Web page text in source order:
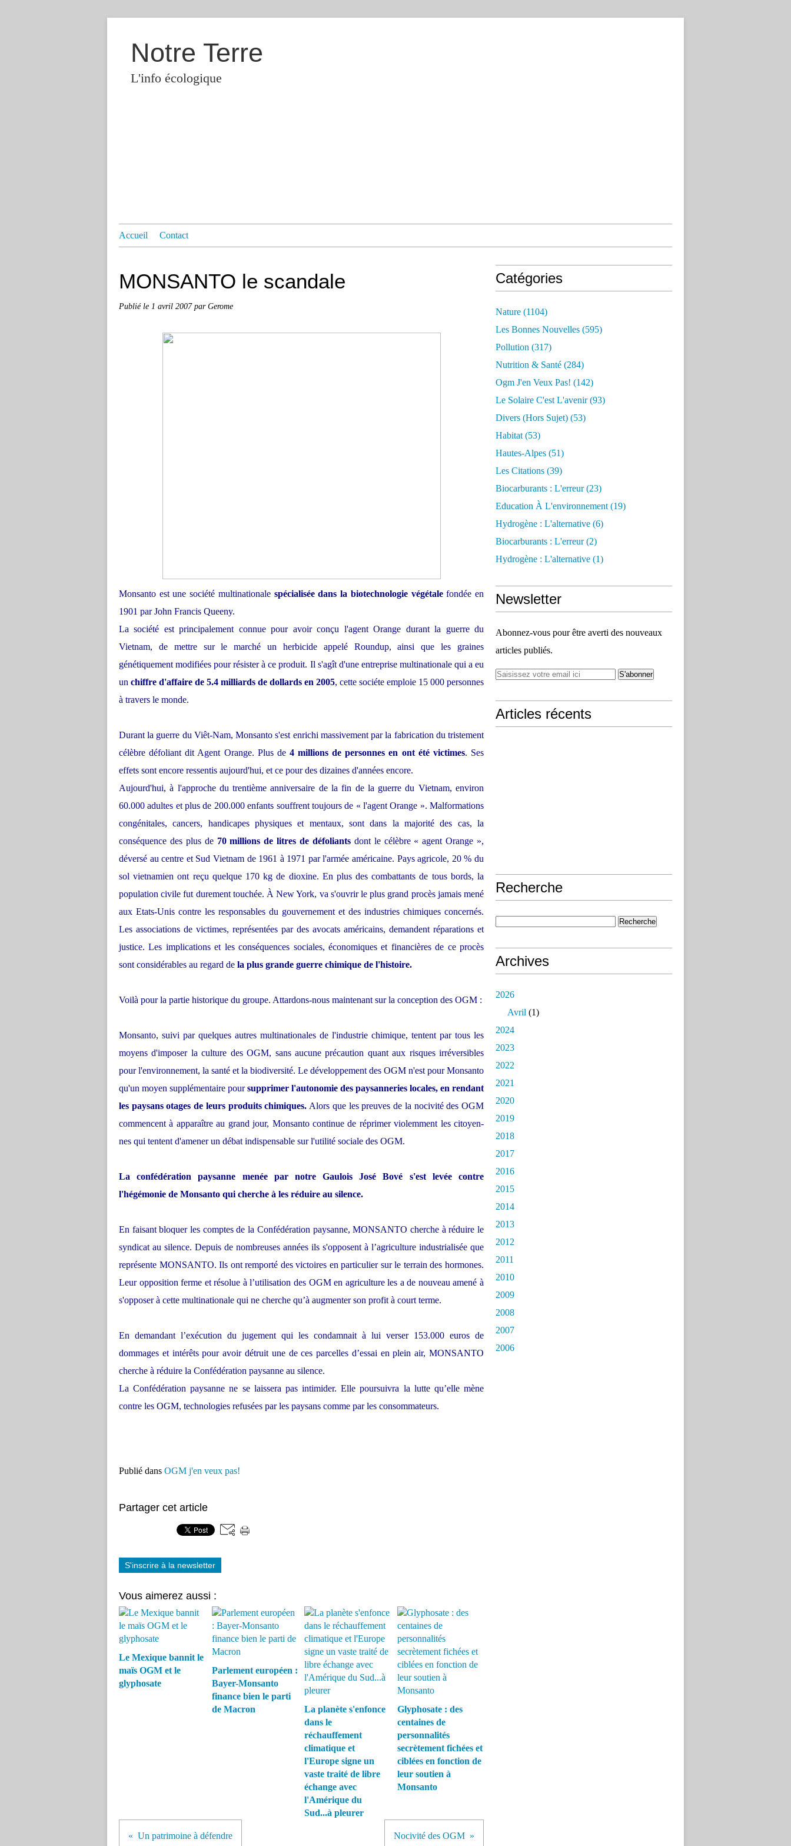
Notre Terre
L'info écologique
Accueil Contact
MONSANTO le scandale
Publié le 1 avril 2007par Gerome
Monsanto est une société multinationale spécialisée dans la biotechnologie végétalefondée en
1901 par John Francis Queeny.
La société est principalement connue pour avoir conçu l'agent Orange durant la guerre du
Vietnam, de mettre sur le marché un herbicide appelé Roundup, ainsi que les graines
génétiquement modifiées pour résister à ce produit. Il s'agît d'une entreprise multinationale qui a eu
un chiffre d'affaire de 5.4 milliards de dollards en 2005, cette sociéte emploie 15 000 personnes
à travers le monde.
Durant la guerre du Viêt-Nam, Monsanto s'est enrichi massivement par la fabrication du tristement
célèbre défoliant dit Agent Orange. Plus de 4 millions de personnes en ont été victimes. Ses
effets sont encore ressentis aujourd'hui, et ce pour des dizaines d'années encore.
Aujourd'hui, à l'approche du trentième anniversaire de la fin de la guerre du Vietnam, environ
60.000 adultes et plus de 200.000 enfants souffrent toujours de « l'agent Orange ». Malformations
congénitales, cancers, handicapes physiques et mentaux, sont dans la majorité des cas, la
conséquence des plus de 70 millions de litres de défoliantsdont le célèbre « agent Orange »,
déversé au centre et Sud Vietnam de 1961 à 1971 par l'armée américaine. Pays agricole, 20 % du
sol vietnamien ont reçu quelque 170 kg de dioxine. En plus des combattants de tous bords, la
population civile fut durement touchée. À New York, va s'ouvrir le plus grand procès jamais mené
aux Etats-Unis contre les responsables du gouvernement et des industries chimiques concernés.
Les associations de victimes, représentées par des avocats américains, demandent réparations et
justice. Les implications et les conséquences sociales, économiques et financières de ce procès
sont considérables au regard de la plus grande guerre chimique de l'histoire.
Voilà pour la partie historique du groupe. Attardons-nous maintenant sur la conception des OGM :
Monsanto, suivi par quelques autres multinationales de l'industrie chimique, tentent par tous les
moyens d'imposer la culture des OGM, sans aucune précaution quant aux risques irréversibles
pour l'environnement, la santé et la biodiversité. Le développement des OGM n'est pour Monsanto
qu'un moyen supplémentaire poursupprimer l'autonomie des paysanneries locales, en rendant
les paysans otages de leurs produits chimiques. Alors que les preuves de la nocivité des OGM
commencent à apparaître au grand jour, Monsanto continue de réprimer violemment les citoyen-
nes qui tentent d'amener un débat indispensable sur l'utilité sociale des OGM.
La confédération paysanne menée par notre Gaulois José Bové s'est levée contre
l'hégémonie de Monsanto qui cherche à les réduire au silence.
En faisant bloquer les comptes de la Confédération paysanne, MONSANTO cherche à réduire le
syndicat au silence. Depuis de nombreuses années ils s'opposent à l’agriculture industrialisée que
représente MONSANTO. Ils ont remporté des victoires en particulier sur le terrain des hormones.
Leur opposition ferme et résolue à l’utilisation des OGM en agriculture les a de nouveau amené à
s'opposer à cette multinationale qui ne cherche qu’à augmenter son profit à court terme.
En demandant l’exécution du jugement qui les condamnait à lui verser 153.000 euros de
dommages et intérêts pour avoir détruit une de ces parcelles d’essai en plein air, MONSANTO
cherche à réduire la Confédération paysanne au silence.
La Confédération paysanne ne se laissera pas intimider. Elle poursuivra la lutte qu’elle mène
contre les OGM, technologies refusées par les paysans comme par les consommateurs.
Publié dans OGM j'en veux pas!
Partager cet article
S'inscrire à la newsletter
Vous aimerez aussi :
Le Mexique bannit le
maïs OGM et le
glyphosate
Parlement européen :
Bayer-Monsanto
finance bien le parti
de Macron
La planète s'enfonce
dans le
réchauffement
climatique et
l'Europe signe un
vaste traité de libre
échange avec
l'Amérique du
Sud...à pleurer
Glyphosate : des
centaines de
personnalités
secrètement fichées et
ciblées en fonction de
leur soutien à
Monsanto
Un patrimoine à défendre Nocivité des OGM
Catégories
Nature (1104)
Les Bonnes Nouvelles (595)
Pollution (317)
Nutrition & Santé (284)
Ogm J'en Veux Pas! (142)
Le Solaire C'est L'avenir(93)
Divers (hors Sujet) (53)
Habitat (53)
Hautes-Alpes (51)
Les Citations (39)
Biocarburants : L'erreur(23)
Education À L'environnement (19)
Hydrogène : L'alternative (6)
Biocarburants : L'erreur(2)
Hydrogène : L'alternative (1)
Newsletter
Abonnez-vous pour être averti des nouveaux
articles publiés.
Articles récents
Recherche
Archives
2026
Avril (1)
2024
2023
2022
2021
2020
2019
2018
2017
2016
2015
2014
2013
2012
2011
2010
2009
2008
2007
2006